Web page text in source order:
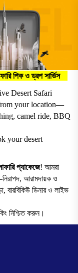
পিক ও ড্রপ সার্ভিস
Desert Safari
your location—
camel ride, BBQ
your desert
প্যাকেজে! আমরা
আরামদায়ক ও
বারবিকিউ ডিনার ও লাইভ
নিশ্চিত করুন।